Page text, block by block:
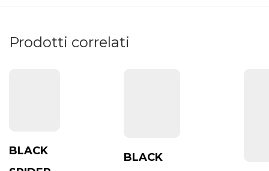
Prodotti correlati
BLACK
BLACK